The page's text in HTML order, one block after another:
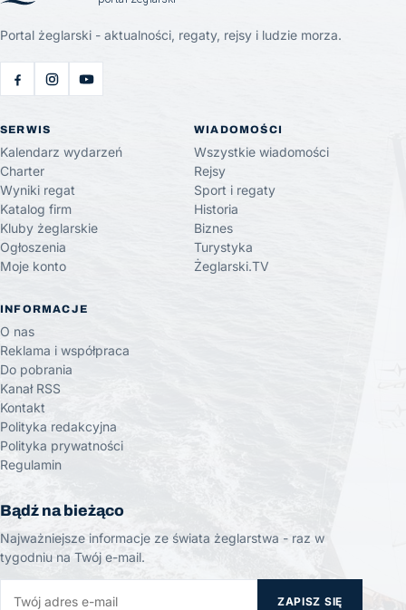
Portal żeglarski - aktualności, regaty, rejsy i ludzie morza.
SERWIS
Kalendarz wydarzeń
Charter
Wyniki regat
Katalog firm
Kluby żeglarskie
Ogłoszenia
Moje konto
WIADOMOŚCI
Wszystkie wiadomości
Rejsy
Sport i regaty
Historia
Biznes
Turystyka
Żeglarski.TV
INFORMACJE
O nas
Reklama i współpraca
Do pobrania
Kanał RSS
Kontakt
Polityka redakcyjna
Polityka prywatności
Regulamin
Bądź na bieżąco
Najważniejsze informacje ze świata żeglarstwa - raz w
tygodniu na Twój e-mail.
ZAPISZ SIĘ